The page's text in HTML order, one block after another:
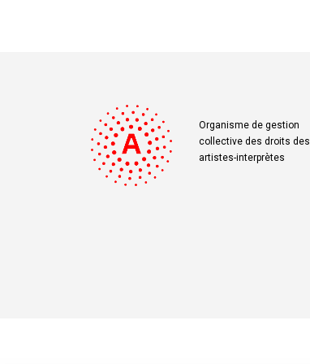
Organisme de gestion
collective des droits des
artistes-interprètes